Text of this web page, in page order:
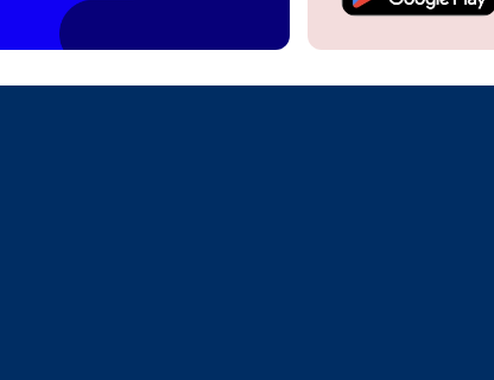
Then, contact your mobile carrier to request an
will provide you with a QR code or activation details that
without needing a physical SIM card!
Apple で続ける